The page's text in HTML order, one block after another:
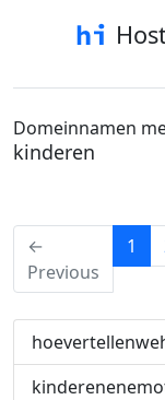
Domeinnamen
kinderen
←
Previous
1